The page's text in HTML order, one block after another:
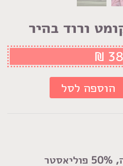
ורוד בהיר
₪ 38
הוספה לסל